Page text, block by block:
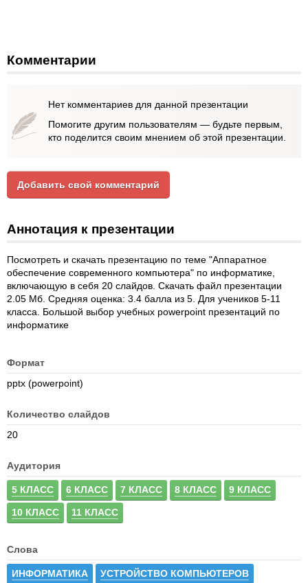
Комментарии
Нет комментариев для данной презентации
Помогите другим пользователям — будьте первым,
кто поделится своим мнением об этой презентации.
Добавить свой комментарий
Аннотация к презентации
Посмотреть и скачать презентацию по теме "Аппаратное
обеспечение современного компьютера" по информатике,
включающую в себя 20 слайдов. Скачать файл презентации
2.05 Мб. Средняя оценка: 3.4 балла из 5. Для учеников 5-11
класса. Большой выбор учебных powerpoint презентаций по
информатике
Формат
pptx (powerpoint)
Количество слайдов
20
Аудитория
5 КЛАСС 6 КЛАСС 7 КЛАСС 8 КЛАСС 9 КЛАСС
10 КЛАСС 11 КЛАСС
Слова
ИНФОРМАТИКА УСТРОЙСТВО КОМПЬЮТЕРОВ